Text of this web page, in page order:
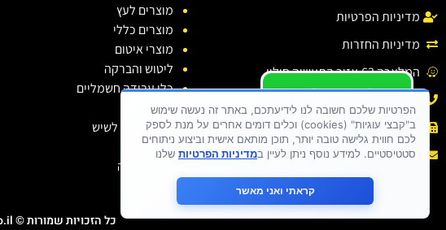
מדיניות הפרטיות
מדיניות החזרות
המלאכה 63,אזור התעשיה חולון.
פקס : 03-6138810
אימייל :sason.cohen26@gmail.com
מוצרים לעץ
מוצרים כללי
מוצרי איטום
ליטוש והברקה
כלי עבודה חשמליים
כלי יהלום
חומרי ניקוי לשיש
דבקים
בגדי עבודה
יש לכם שאלה ?
יש לכם בעיה ?
כתבו לנו
כל הזכויות שמורות © hay-group.co.il בנית אתרים 2024
הפרטיות שלכם חשובה לנו לידיעתכם, באתר זה נעשה שימוש
ב"קבצי עוגיות" (cookies) וכלים דומים אחרים על מנת לספק
לכם חווית גלישה טובה יותר, תוכן מותאם אישית וביצוע ניתוחים
סטטיסטיים. למידע נוסף ניתן לעיין במדיניות הפרטיות שלנו
קראתי ואני מאשר